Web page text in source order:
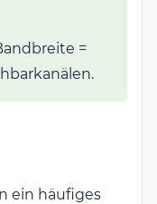
=
ein häufiges